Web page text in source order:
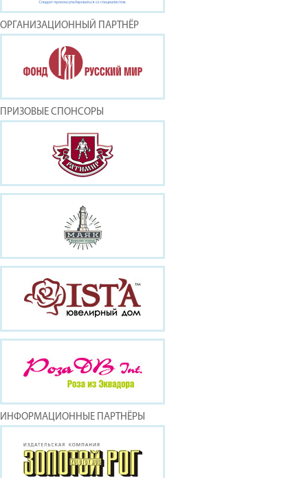
ОРГАНИЗАЦИОННЫЙ ПАРТНЁР
ПРИЗОВЫЕ СПОНСОРЫ
ИНФОРМАЦИОННЫЕ ПАРТНЁРЫ